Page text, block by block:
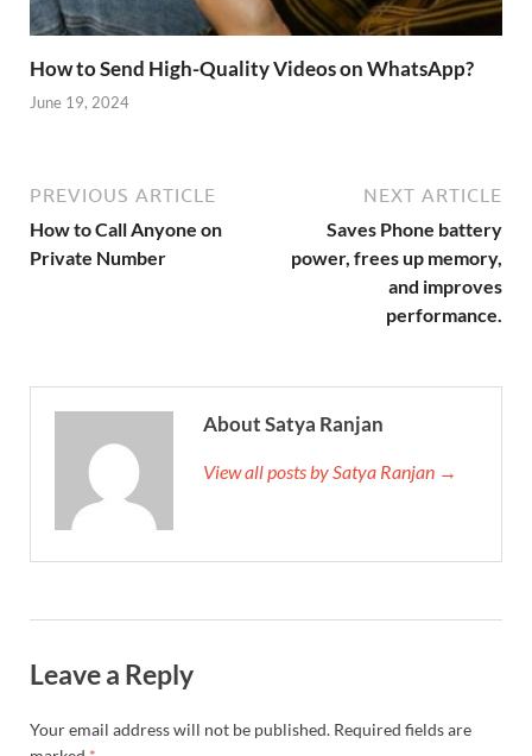
How to Send High-Quality Videos on WhatsApp?
June 19, 2024
PREVIOUS ARTICLE
How to Call Anyone on
Private Number
NEXT ARTICLE
Saves Phone battery
power, frees up memory,
and improves
performance.
About Satya Ranjan
View all posts by Satya Ranjan →
Leave a Reply
Your email address will not be published. Required fields are